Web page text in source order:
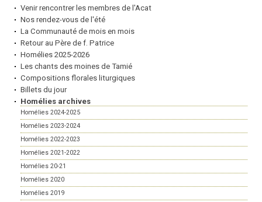
Venir rencontrer les membres de l'Acat
Nos rendez-vous de l'été
La Communauté de mois en mois
Retour au Père de f. Patrice
Homélies 2025-2026
Les chants des moines de Tamié
Compositions florales liturgiques
Billets du jour
Homélies archives
Homélies 2024-2025
Homélies 2023-2024
Homélies 2022-2023
Homélies 2021-2022
Homélies 20-21
Homélies 2020
Homélies 2019